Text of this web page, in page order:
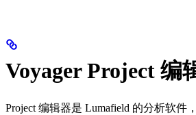
Voyager Project 编
Project 编辑器是 Lumafield 的分析软件